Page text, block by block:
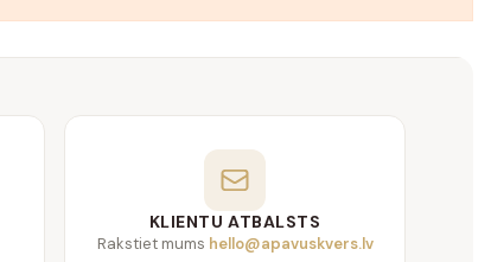
KLIENTU ATBALSTS
Rakstiet mums hello@apavuskvers.lv